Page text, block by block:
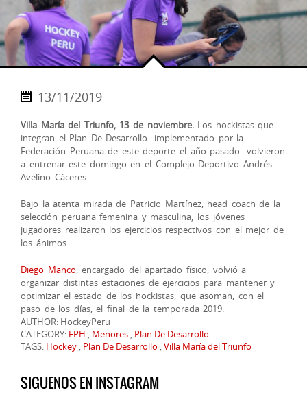
13/11/2019
Villa María del Triunfo, 13 de noviembre.Los hockistas que
integran el Plan De Desarrollo -implementado por la
Federación Peruana de este deporte el año pasado- volvieron
a entrenar este domingo en el Complejo Deportivo Andrés
Avelino Cáceres.
Bajo la atenta mirada de Patricio Martínez, head coach de la
selección peruana femenina y masculina, los jóvenes
jugadores realizaron los ejercicios respectivos con el mejor de
los ánimos.
Diego Manco, encargado del apartado físico, volvió a
organizar distintas estaciones de ejercicios para mantener y
optimizar el estado de los hockistas, que asoman, con el
paso de los días, el final de la temporada 2019.
AUTHOR: HockeyPeru
CATEGORY: FPH , Menores , Plan De Desarrollo
TAGS: Hockey , Plan De Desarrollo ,Villa María del Triunfo
SIGUENOS EN INSTAGRAM